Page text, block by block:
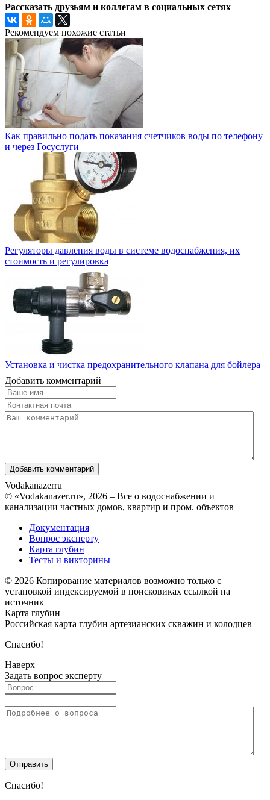
Рассказать друзьям и коллегам в социальных сетях
Рекомендуем похожие статьи
Как правильно подать показания счетчиков воды по телефону
и через Госуслуги
Регуляторы давления воды в системе водоснабжения, их
стоимость и регулировка
Установка и чистка предохранительного клапана для бойлера
Добавить комментарий
Vodakanazerru
© «Vodakanazer.ru», 2026 – Все о водоснабжении и
канализации частных домов, квартир и пром. объектов
Документация
Вопрос эксперту
Карта глубин
Тесты и викторины
© 2026 Копирование материалов возможно только с
установкой индексируемой в поисковиках ссылкой на
источник
Карта глубин
Российская карта глубин артезианских скважин и колодцев
Спасибо!
Наверх
Задать вопрос эксперту
Спасибо!